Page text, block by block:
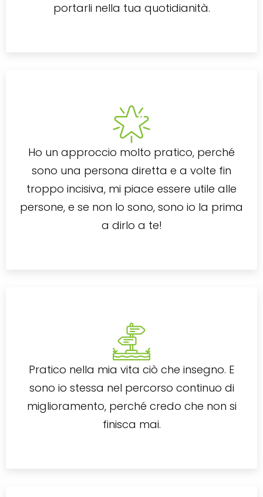
portarli nella tua quotidianità.
Ho un approccio molto pratico, perché
sono una persona diretta e a volte fin
troppo incisiva, mi piace essere utile alle
persone, e se non lo sono, sono io la prima
a dirlo a te!
Pratico nella mia vita ciò che insegno. E
sono io stessa nel percorso continuo di
miglioramento, perché credo che non si
finisca mai.